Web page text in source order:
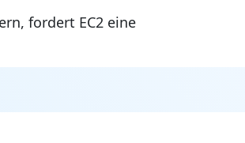
fordert EC2 eine